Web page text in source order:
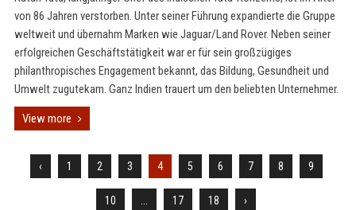
von 86 Jahren verstorben. Unter seiner Führung expandierte die Gruppe
weltweit und übernahm Marken wie Jaguar/Land Rover. Neben seiner
erfolgreichen Geschäftstätigkeit war er für sein großzügiges
philanthropisches Engagement bekannt, das Bildung, Gesundheit und
Umwelt zugutekam. Ganz Indien trauert um den beliebten Unternehmer.
View more
‹ 1 2 3 4 5 6 7 8 9
10 17 18 ›